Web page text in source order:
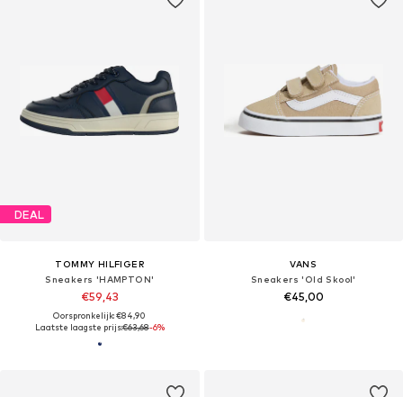
DEAL
TOMMY HILFIGER
Sneakers 'HAMPTON'
€59,43
Oorspronkelijk: €84,90
Laatste laagste prijs:€63,68-6%
VANS
Sneakers 'Old Skool'
€45,00